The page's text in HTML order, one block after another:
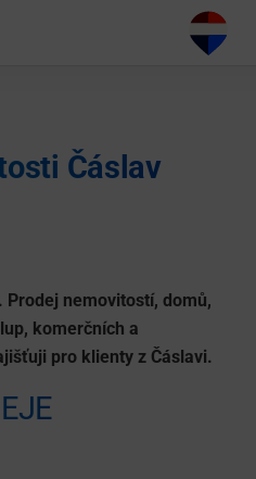
Čáslav
Prodej nemovitostí, domů,
komerčních a
pro klienty z Čáslavi.